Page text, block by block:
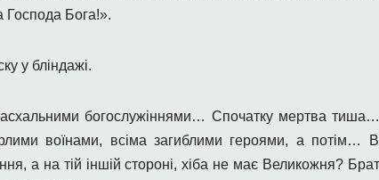
Господа Бога!».
у бліндажі.
богослужіннями… Спочатку мертва
воїнами, всіма загиблими героями, а потім…
а на тій іншій стороні, хіба не має Великожня?